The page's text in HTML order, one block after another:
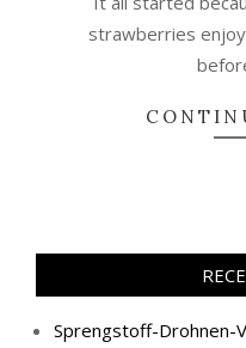
strawberries
Sprengstoff-Drohnen-